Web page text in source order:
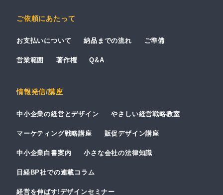
ご依頼にあたって
お支払いについて 納品までの流れ ご準備
営業範囲 著作権 Q&A
情報発信/講座
中小企業の経営とデザイン やさしい経営戦略教室
マーケティング戦略講座 販促デザイン講座
中小企業白書案内 小さな会社の法律知識
日経BP社での連載コラム
経営を伸ばす!デザインセミナー